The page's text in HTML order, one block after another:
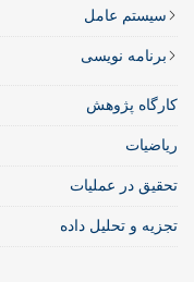
سیستم عامل
برنامه نویسی
کارگاه پژوهش
ریاضیات
تحقیق در عملیات
تجزیه و تحلیل داده